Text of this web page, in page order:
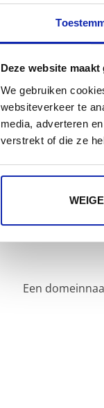
Deze website
We gebruiken
websiteverkeer te
media, adverteren
verstrekt of die ze
Op
Een